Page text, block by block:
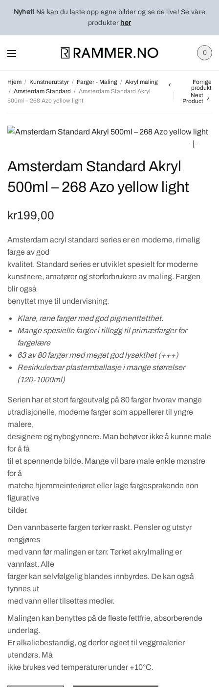
Nyhet! Nå kan du laste opp egne bilder og se de live! Se våre
produkter her
0
Hjem / Kunstnerutstyr / Farger - Maling / Akryl maling
/ Amsterdam Standard / Amsterdam Standard Akryl
500ml – 268 Azo yellow light
Forrige
produkt
Next
Product
Amsterdam Standard Akryl
500ml – 268 Azo yellow light
kr199,00
Amsterdam acryl standard series er en moderne, rimelig
farge av god
kvalitet. Standard series er utviklet spesielt for moderne
kunstnere, amatører og storforbrukere av maling. Fargen
blir også
benyttet mye til undervisning.
Klare, rene farger med god pigmenttetthet.
Mange spesielle farger i tillegg til primærfarger for
fargelære
63 av 80 farger med meget god lysekthet (+++)
Resirkulerbar plastemballasje i mange størrelser
(120-1000ml)
Serien har et stort fargeutvalg på 80 farger hvorav mange
utradisjonelle, moderne farger som appellerer til yngre
malere,
designere og nybegynnere. Man behøver ikke å kunne male
for å få
til et spennende bilde. Mange vil bare male enkle mønstre
for å
matche hjemmeinteriøret eller lage fargesprakende non
figurative
bilder.
Den vannbaserte fargen tørker raskt. Pensler og utstyr
rengjøres
med vann før malingen er tørr. Tørket akrylmaling er
vannfast. Alle
farger kan selvfølgelig blandes innbyrdes. De kan også
tynnes ut
med vann eller tilsettes medier.
Malingen kan benyttes på de fleste fettfrie, absorberende
underlag.
Er alkaliebestandig, og derfor egnet til veggmalerier
utendørs. Må
ikke brukes ved temperaturer under +10°C.